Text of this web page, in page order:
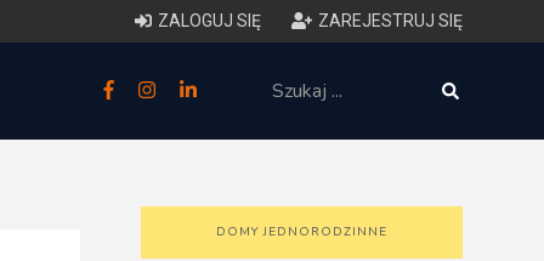
ZALOGUJ SIĘ ZAREJESTRUJ SIĘ
DOMY JEDNORODZINNE